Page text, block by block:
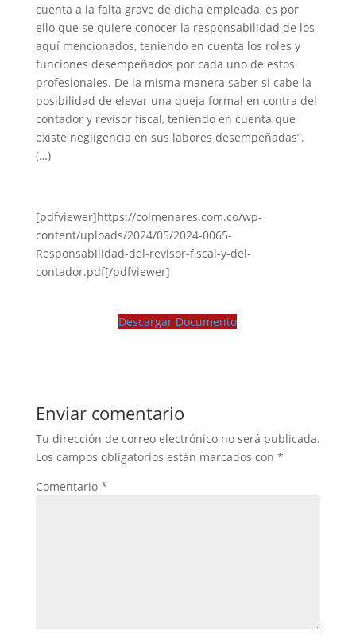
cuenta a la falta grave de dicha empleada, es por
ello que se quiere conocer la responsabilidad de los
aquí mencionados, teniendo en cuenta los roles y
funciones desempeñados por cada uno de estos
profesionales. De la misma manera saber si cabe la
posibilidad de elevar una queja formal en contra del
contador y revisor fiscal, teniendo en cuenta que
existe negligencia en sus labores desempeñadas”.
(…)
[pdfviewer]https://colmenares.com.co/wp-
content/uploads/2024/05/2024-0065-
Responsabilidad-del-revisor-fiscal-y-del-
contador.pdf[/pdfviewer]
Descargar Documento
Enviar comentario
Tu dirección de correo electrónico no será publicada.
Los campos obligatorios están marcados con *
Comentario *